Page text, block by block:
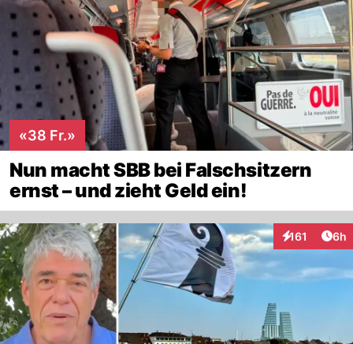
auf Resultate der Einrittsprüfungen vergeben
werden.
«38 Fr.»
Nun macht SBB bei Falschsitzern
ernst – und zieht Geld ein!
161
Interaktionen
6h